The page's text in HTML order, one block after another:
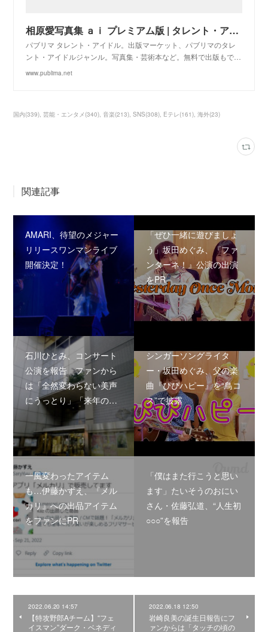
相原愛写真集 ａｉ プレミアム版 | タレント・アイドル写真集マーケット パブリマ
パブリマ タレント・アイドル。出版マーケット、パブリマのタレ
ント・アイドルジャンル。写真集・芸術本など。無料で出版もで…
www.publima.net
国内(339) 芸能・エンタメ (340) 音楽(213) SNS(308) Eテレ(161) 海外(23)
関連記事
AMARI、待望のメジャー
リリースワンマンライブ
開催決定！
「ぜひ一緒に遊びましょ
う」坂田めぐみ、『ファ
ンターネ！』公演の出演
をPR
石川ひとみ、コンサート
公演を報告 ファンから
は「全然変わらない美声
にうっとり」「来年の…
シンガーソングライタ
ー・坂田めぐみ、父の楽
曲『ぴぴハピー』を“鳥コ
ス”で披露
一風変わったアイテム
も…伊藤かずえ、『メル
カリ』への出品アイテム
をファンにPR
「僕はまた行こうと思い
ます」たいそうのおにい
さん・佐藤弘道、“人生初
○○○”を報告
2022.06.20 14:57
【特攻野郎Aチーム】“フェ
イスマン”ダーク・ベネディ
2022.06.18 12:50
岩崎良美の誕生日報告にフ
ァンからは「タッチの頃の